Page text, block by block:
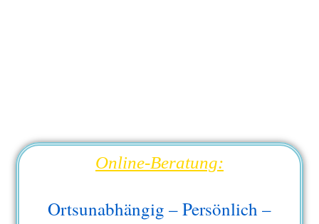
Online-Beratung:
Ortsunabhängig – Persönlich –